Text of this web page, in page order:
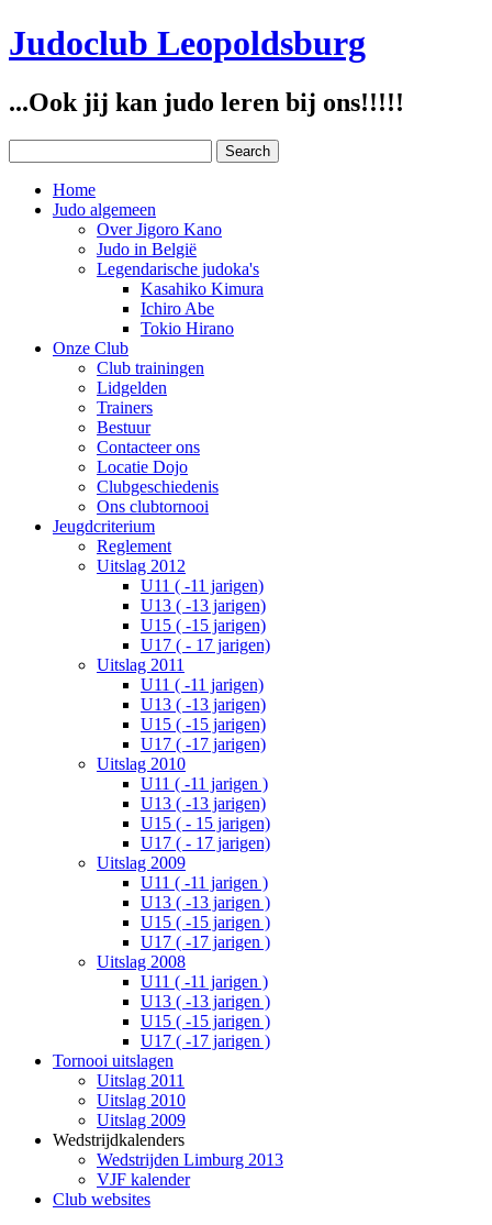
Judoclub Leopoldsburg
...Ook jij kan judo leren bij ons!!!!!
Home
Judo algemeen
Over Jigoro Kano
Judo in België
Legendarische judoka's
Kasahiko Kimura
Ichiro Abe
Tokio Hirano
Onze Club
Club trainingen
Lidgelden
Trainers
Bestuur
Contacteer ons
Locatie Dojo
Clubgeschiedenis
Ons clubtornooi
Jeugdcriterium
Reglement
Uitslag 2012
U11 ( -11 jarigen)
U13 ( -13 jarigen)
U15 ( -15 jarigen)
U17 ( - 17 jarigen)
Uitslag 2011
U11 ( -11 jarigen)
U13 ( -13 jarigen)
U15 ( -15 jarigen)
U17 ( -17 jarigen)
Uitslag 2010
U11 ( -11 jarigen )
U13 ( -13 jarigen)
U15 ( - 15 jarigen)
U17 ( - 17 jarigen)
Uitslag 2009
U11 ( -11 jarigen )
U13 ( -13 jarigen )
U15 ( -15 jarigen )
U17 ( -17 jarigen )
Uitslag 2008
U11 ( -11 jarigen )
U13 ( -13 jarigen )
U15 ( -15 jarigen )
U17 ( -17 jarigen )
Tornooi uitslagen
Uitslag 2011
Uitslag 2010
Uitslag 2009
Wedstrijdkalenders
Wedstrijden Limburg 2013
VJF kalender
Club websites